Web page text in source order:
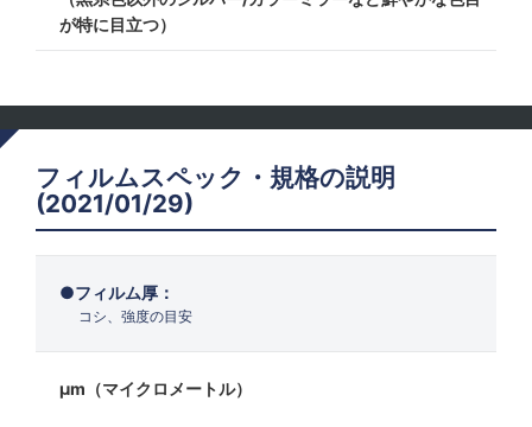
が特に目立つ）
フィルムスペック・規格の説明
(2021/01/29)
フィルム厚：
コシ、強度の目安
μm（マイクロメートル）